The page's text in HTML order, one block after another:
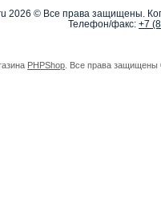
2026 © Все права защищены.
Телефон/факс: +7
PHPShop . Все права защищены